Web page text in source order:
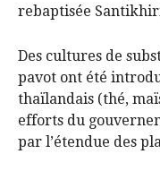
rebaptisée
Des cultures de
pavot ont été
thaïlandais (thé,
efforts du
par l’étendue des